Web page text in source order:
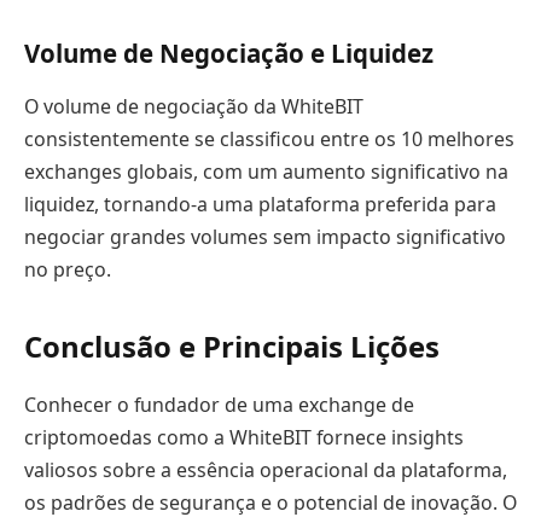
Volume de Negociação e Liquidez
O volume de negociação da WhiteBIT
consistentemente se classificou entre os 10 melhores
exchanges globais, com um aumento significativo na
liquidez, tornando-a uma plataforma preferida para
negociar grandes volumes sem impacto significativo
no preço.
Conclusão e Principais Lições
Conhecer o fundador de uma exchange de
criptomoedas como a WhiteBIT fornece insights
valiosos sobre a essência operacional da plataforma,
os padrões de segurança e o potencial de inovação. O